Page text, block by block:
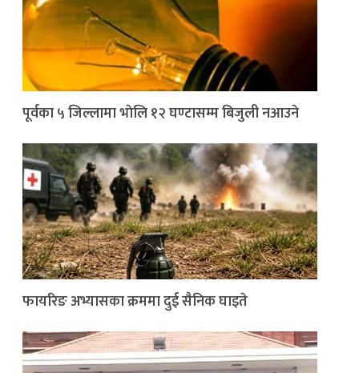
पूर्वका ५ जिल्लामा भाेलि १२ घण्टासम्म बिजुली नआउने
फायरिङ अभ्यासका क्रममा दुई सैनिक घाइते